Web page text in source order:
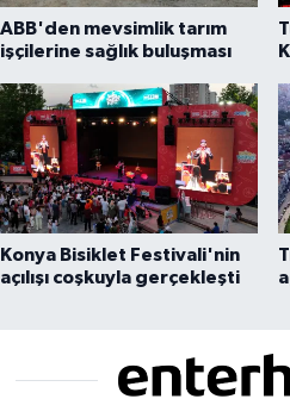
ABB'den mevsimlik tarım
işçilerine sağlık buluşması
Konya Bisiklet Festivali'nin
açılışı coşkuyla gerçekleşti